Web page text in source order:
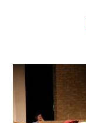
Jeleniej Górze